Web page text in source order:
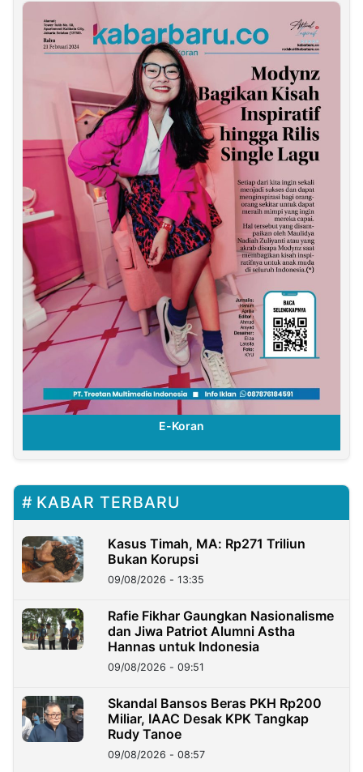
E-Koran
KABAR TERBARU
Kasus Timah, MA: Rp271 Triliun
Bukan Korupsi
09/08/2026 - 13:35
Rafie Fikhar Gaungkan Nasionalisme
dan Jiwa Patriot Alumni Astha
Hannas untuk Indonesia
09/08/2026 - 09:51
Skandal Bansos Beras PKH Rp200
Miliar, IAAC Desak KPK Tangkap
Rudy Tanoe
09/08/2026 - 08:57